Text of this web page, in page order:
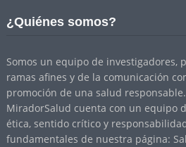
¿Quiénes somos?
Somos un equipo de investigadores,
ramas afines y de la comunicación
promoción de una salud
MiradorSalud cuenta con un equipo
ética, sentido crítico y
fundamentales de nuestra página: